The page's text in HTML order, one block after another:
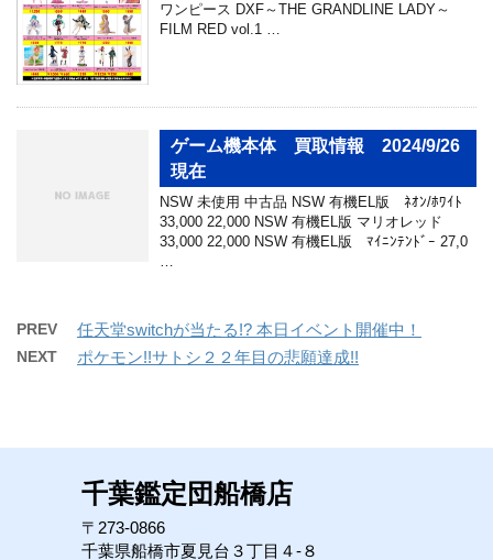
ワンピース DXF～THE GRANDLINE LADY～
FILM RED vol.1 …
ゲーム機本体 買取情報 2024/9/26
現在
NSW 未使用 中古品 NSW 有機EL版 ﾈｵﾝ/ﾎﾜｲﾄ
33,000 22,000 NSW 有機EL版 マリオレッド
33,000 22,000 NSW 有機EL版 ﾏｲﾆﾝﾃﾝﾄﾞｰ 27,0
PREV 任天堂switchが当たる!? 本日イベント開催中！
NEXT ポケモン!!サトシ２２年目の悲願達成!!
千葉鑑定団船橋店
〒273-0866
千葉県船橋市夏見台３丁目４-８